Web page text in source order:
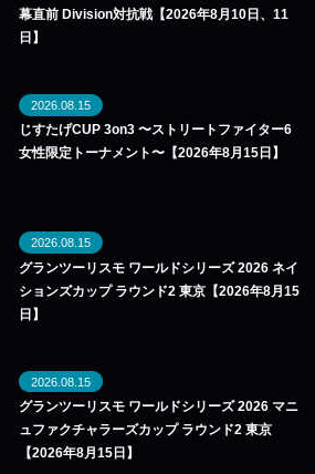
幕直前 Division対抗戦【2026年8月10日、11
日】
2026.08.15
じすたげCUP 3on3 〜ストリートファイター6
女性限定トーナメント〜【2026年8月15日】
2026.08.15
グランツーリスモ ワールドシリーズ 2026 ネイ
ションズカップ ラウンド2 東京【2026年8月15
日】
2026.08.15
グランツーリスモ ワールドシリーズ 2026 マニ
ュファクチャラーズカップ ラウンド2 東京
【2026年8月15日】